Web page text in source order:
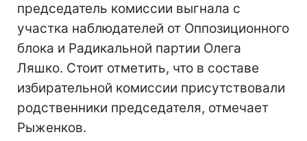
председатель комиссии выгнала с
участка наблюдателей от Оппозиционного
блока и Радикальной партии Олега
Ляшко. Стоит отметить, что в составе
избирательной комиссии присутствовали
родственники председателя, отмечает
Рыженков.